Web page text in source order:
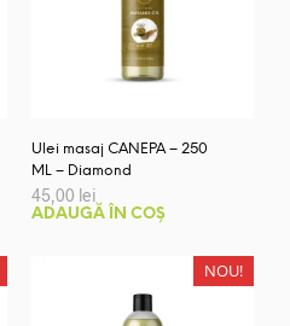
Ulei masaj CANEPA – 250
ML – Diamond
45,00 lei
ADAUGĂ ÎN COȘ
NOU!